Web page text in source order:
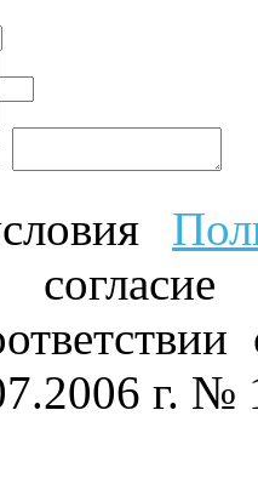
г.